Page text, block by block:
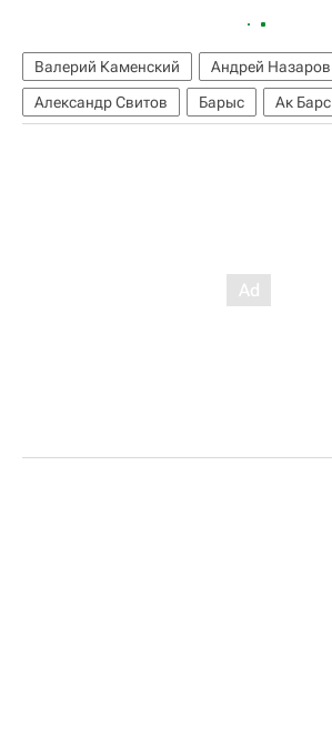
Валерий Каменский
Андрей Назаров
Александр Свитов
Барыс Ак Барс